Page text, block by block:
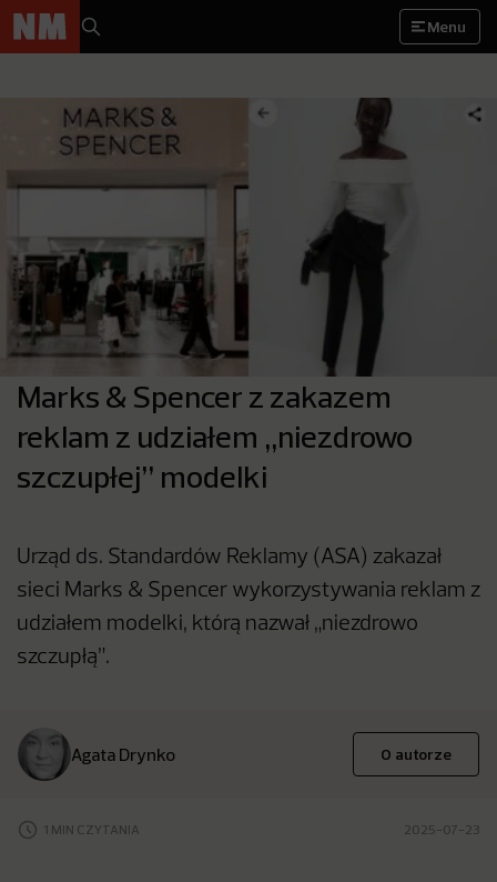
Menu
Marks & Spencer z zakazem
reklam z udziałem „niezdrowo
szczupłej” modelki
Urząd ds. Standardów Reklamy (ASA) zakazał
sieci Marks & Spencer wykorzystywania reklam z
udziałem modelki, którą nazwał „niezdrowo
szczupłą”.
Agata Drynko O autorze
1 MIN CZYTANIA 2025-07-23